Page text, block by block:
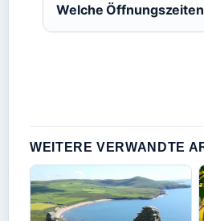
Welche
WEITERE VERWANDTE